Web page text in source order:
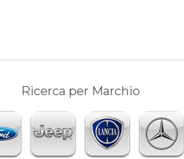
Ricerca per Marchio